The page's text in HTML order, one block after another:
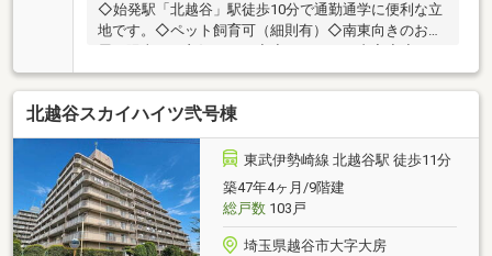
◇始発駅「北越谷」駅徒歩10分で通勤通学に便利な立
地です。◇ペット飼育可（細則有）◇南東向きのお部
年5月完了【新規交換】システムキッチン、ユニット
バス、洗面化粧台、トイレ、建具【貼替】クロス全
室、フロアタイル上貼り
北越谷スカイハイツ弐号棟
東武伊勢崎線 北越谷駅 徒歩11分
築47年4ヶ月/9階建
総戸数103戸
埼玉県越谷市大字大房